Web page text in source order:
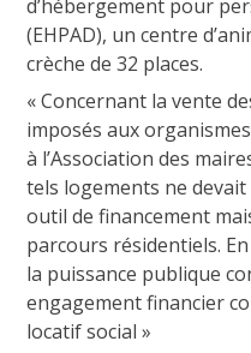
d’hébergement pour
(EHPAD), un centre
crèche de 32 places.
« Concernant la vente
imposés aux
à l’Association des
tels logements ne
outil de financement
parcours résidentiels.
la puissance publique
engagement financier
locatif social »